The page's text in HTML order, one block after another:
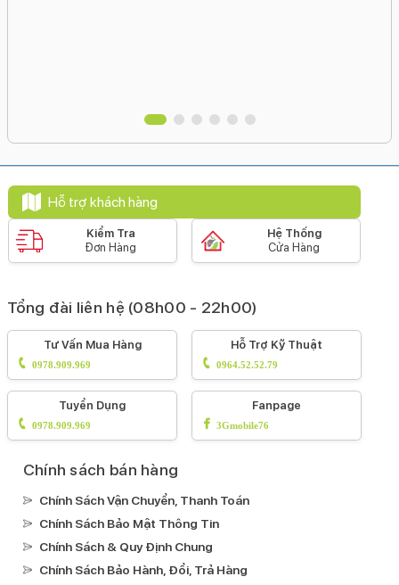
Tiết kiệm pinSạc pin nhanhSạc không dây
Bảo mật nâng cao:
Mở khoá khuôn mặt Face ID
Tính năng đặc biệt:
képHDR10DCI-P3Công nghệ True ToneCông
nghệ hình ảnh Dolby VisionCông nghệ HLGChạm
2 lần sáng màn hìnhApple Pay
Kháng nước, bụi:
IP68
Ghi âm:
Ghi âm mặc định
Xem phim:
H.264(MPEG4-AVC)ProResHEVC
Nghe nhạc:
MP3ALACAAC
Hỗ trợ khách hàng
Kiểm Tra
Đơn Hàng
Hệ Thống
Cửa Hàng
Tổng đài liên hệ (08h00 - 22h00)
Tư Vấn Mua Hàng
0978.909.969
Hỗ Trợ Kỹ Thuật
0964.52.52.79
Tuyển Dụng
0978.909.969
Fanpage
3Gmobile76
Chính sách bán hàng
Chính Sách Vận Chuyển, Thanh Toán
Chính Sách Bảo Mật Thông Tin
Chính Sách & Quy Định Chung
Chính Sách Bảo Hành, Đổi, Trả Hàng